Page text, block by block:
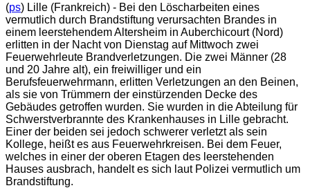
(ps) Lille (Frankreich) - Bei den Löscharbeiten eines
vermutlich durch Brandstiftung verursachten Brandes in
einem leerstehendem Altersheim in Auberchicourt (Nord)
erlitten in der Nacht von Dienstag auf Mittwoch zwei
Feuerwehrleute Brandverletzungen. Die zwei Männer (28
und 20 Jahre alt), ein freiwilliger und ein
Berufsfeuerwehrmann, erlitten Verletzungen an den Beinen,
als sie von Trümmern der einstürzenden Decke des
Gebäudes getroffen wurden. Sie wurden in die Abteilung für
Schwerstverbrannte des Krankenhauses in Lille gebracht.
Einer der beiden sei jedoch schwerer verletzt als sein
Kollege, heißt es aus Feuerwehrkreisen. Bei dem Feuer,
welches in einer der oberen Etagen des leerstehenden
Hauses ausbrach, handelt es sich laut Polizei vermutlich um
Brandstiftung.